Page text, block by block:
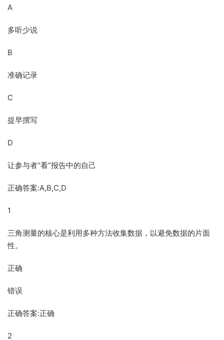
A
多听少说
B
准确记录
C
提早撰写
D
让参与者“看”报告中的自己
正确答案:A,B,C,D
1
三角测量的核心是利用多种方法收集数据，以避免数据的片面
性。
正确
错误
正确答案:正确
2